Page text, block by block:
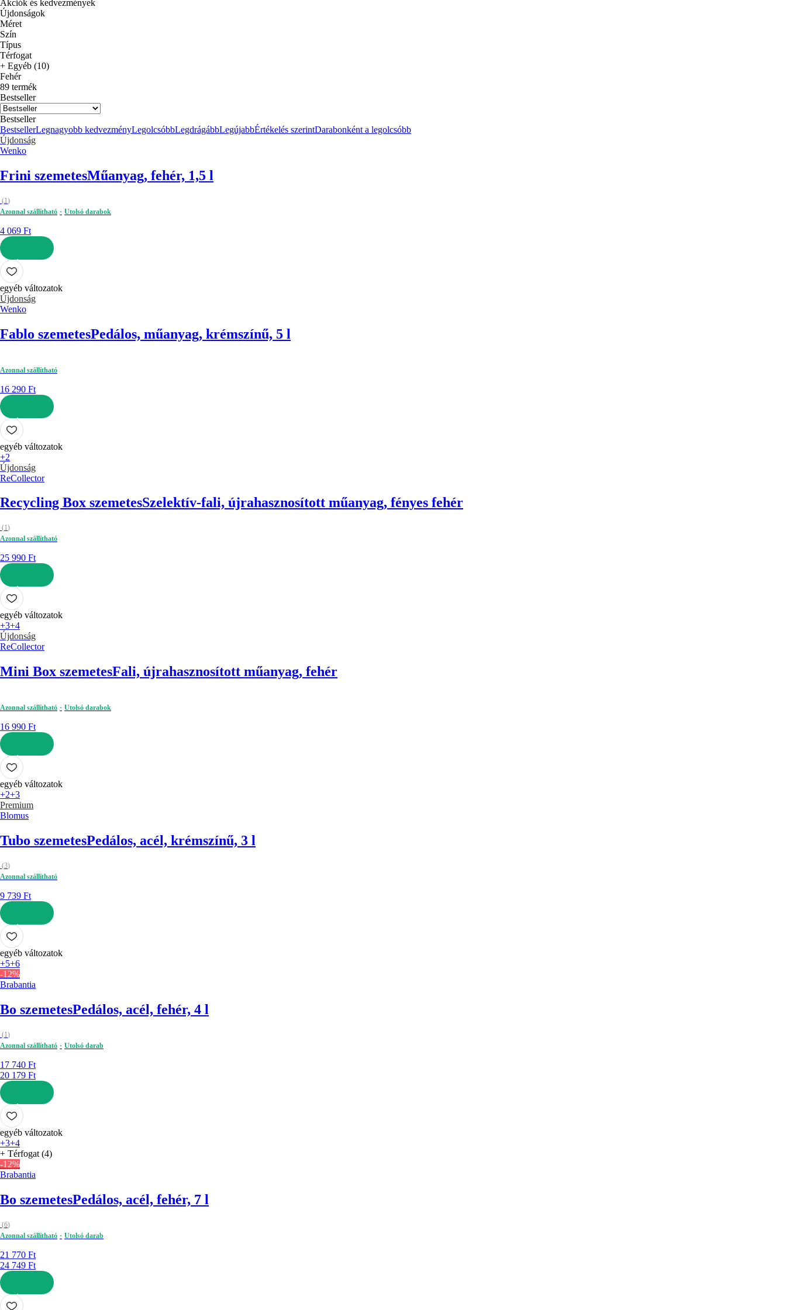
Akciók és kedvezmények
Újdonságok
Méret
Szín
Típus
Térfogat
+ Egyéb (10)
Fehér
89 termék
Bestseller
Bestseller
BestsellerLegnagyobb kedvezményLegolcsóbbLegdrágábbLegújabbÉrtékelés szerintDarabonként a legolcsóbb
Újdonság
Wenko
Frini szemetesMűanyag, fehér, 1,5 l
(1)
Azonnal szállítható
Utolsó darabok
4 069 Ft
KOSÁRBA
egyéb változatok
Újdonság
Wenko
Fablo szemetesPedálos, műanyag, krémszínű, 5 l
Azonnal szállítható
16 290 Ft
KOSÁRBA
egyéb változatok
+2
Újdonság
ReCollector
Recycling Box szemetesSzelektív-fali, újrahasznosított műanyag, fényes fehér
(1)
Azonnal szállítható
25 990 Ft
KOSÁRBA
egyéb változatok
+3+4
Újdonság
ReCollector
Mini Box szemetesFali, újrahasznosított műanyag, fehér
Azonnal szállítható Utolsó darabok
16 990 Ft
KOSÁRBA
egyéb változatok
+2+3
Premium
Blomus
Tubo szemetesPedálos, acél, krémszínű, 3 l
(3)
Azonnal szállítható
9 739 Ft
KOSÁRBA
egyéb változatok
+5+6
-12%
Brabantia
Bo szemetesPedálos, acél, fehér, 4 l
(1)
Azonnal szállítható
Utolsó darab
17 740 Ft
20 179 Ft
KOSÁRBA
egyéb változatok
+3+4
+ Térfogat (4)
-12%
Brabantia
Bo szemetesPedálos, acél, fehér, 7 l
(6)
Azonnal szállítható
Utolsó darab
21 770 Ft
24 749 Ft
KOSÁRBA